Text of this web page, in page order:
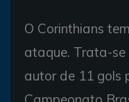
O Corinthians
ataque. Trata-se
autor de 11 gols